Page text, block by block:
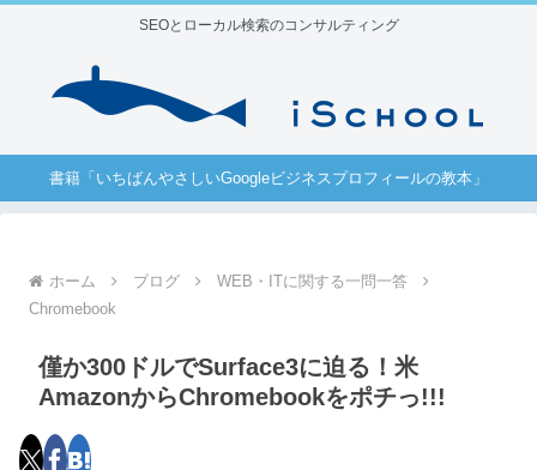
SEOとローカル検索のコンサルティング
書籍「いちばんやさしいGoogleビジネスプロフィールの教本」
ホーム ブログ
WEB・ITに関する一問一答
Chromebook
僅か300ドルでSurface3に迫る！米
AmazonからChromebookをポチっ!!!